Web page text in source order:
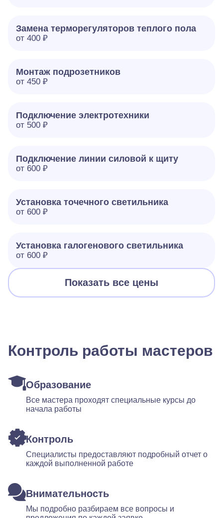
Замена терморегуляторов теплого пола
от 400 ₽
Монтаж подрозетников
от 450 ₽
Подключение электротехники
от 500 ₽
Подключение линии силовой к щиту
от 600 ₽
Установка точечного светильника
от 600 ₽
Установка галогенового светильника
от 600 ₽
Показать все цены
Контроль работы мастеров
Образование
Все мастера проходят специальные курсы до
начала работы
Контроль
Специалисты предоставляют подробный отчет о
каждой выполненной работе
Внимательность
Мы подробно разбираем все вопросы и